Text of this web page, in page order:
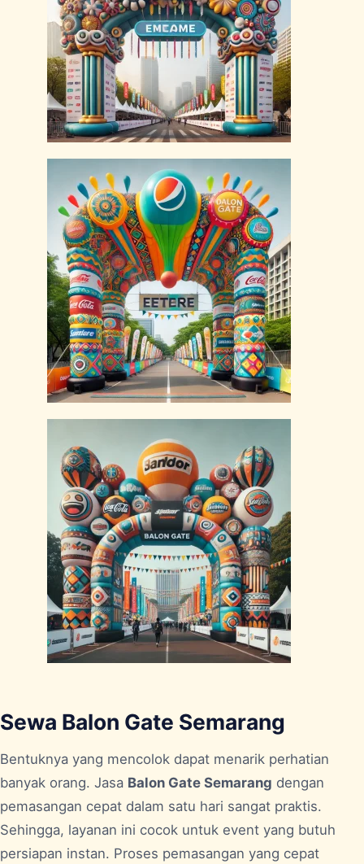
Sewa Balon Gate Semarang
Bentuknya yang mencolok dapat menarik perhatian
banyak orang. Jasa Balon Gate Semarang dengan
pemasangan cepat dalam satu hari sangat praktis.
Sehingga, layanan ini cocok untuk event yang butuh
persiapan instan. Proses pemasangan yang cepat